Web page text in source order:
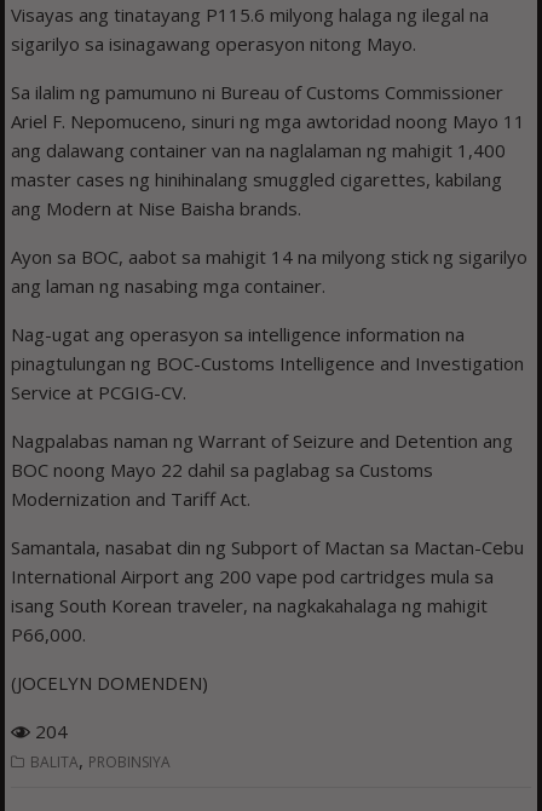
Visayas ang tinatayang P115.6 milyong halaga ng ilegal na
sigarilyo sa isinagawang operasyon nitong Mayo.
Sa ilalim ng pamumuno ni Bureau of Customs Commissioner
Ariel F. Nepomuceno, sinuri ng mga awtoridad noong Mayo 11
ang dalawang container van na naglalaman ng mahigit 1,400
master cases ng hinihinalang smuggled cigarettes, kabilang
ang Modern at Nise Baisha brands.
Ayon sa BOC, aabot sa mahigit 14 na milyong stick ng sigarilyo
ang laman ng nasabing mga container.
Nag-ugat ang operasyon sa intelligence information na
pinagtulungan ng BOC-Customs Intelligence and Investigation
Service at PCGIG-CV.
Nagpalabas naman ng Warrant of Seizure and Detention ang
BOC noong Mayo 22 dahil sa paglabag sa Customs
Modernization and Tariff Act.
Samantala, nasabat din ng Subport of Mactan sa Mactan-Cebu
International Airport ang 200 vape pod cartridges mula sa
isang South Korean traveler, na nagkakahalaga ng mahigit
P66,000.
(JOCELYN DOMENDEN)
204
BALITA, PROBINSIYA